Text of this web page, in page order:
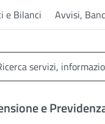
e Bilanci Avvisi,
e